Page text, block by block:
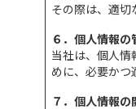
その際は、適切
６．個人情報の
当社は、個人情
めに、必要かつ
７．個人情報